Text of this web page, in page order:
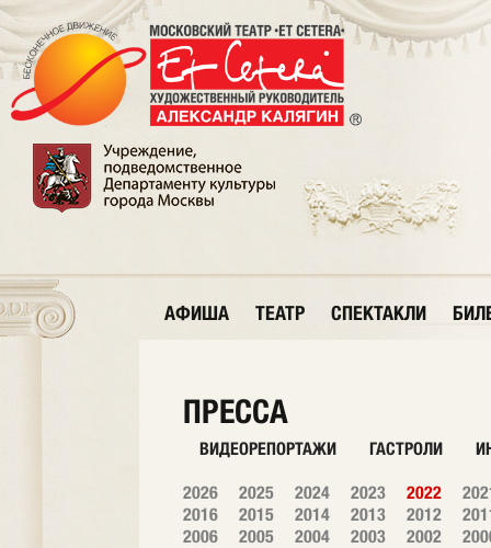
АФИША ТЕАТР СПЕКТАКЛИ
ПРЕССА
ВИДЕОРЕПОРТАЖИ ГАСТРОЛИ
2026 2025 2024 2023 2022
2016
2015 2014 2013 2012
2006
2005 2004 2003 2002